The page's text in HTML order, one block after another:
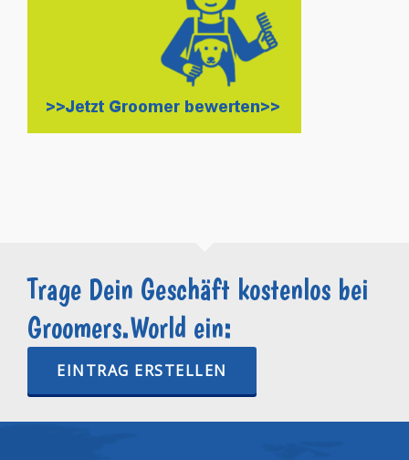
Trage Dein Geschäft kostenlos bei
Groomers.World ein:
EINTRAG ERSTELLEN